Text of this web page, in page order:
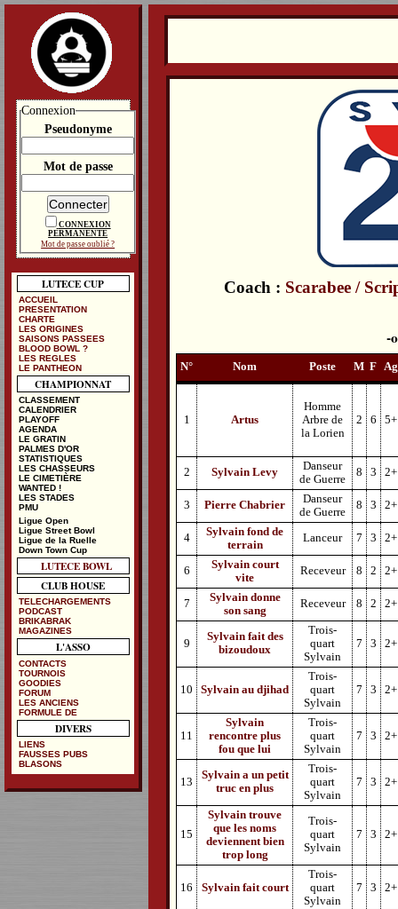
Coach : Scarabee /
N° Nom Poste M F Ag
1 Artus
Homme
Arbre de
la Lorien
2 6 5+
2 Sylvain Levy
Danseur
de Guerre
8 3 2+
3 Pierre Chabrier
Danseur
de Guerre
8 3 2+
4
Sylvain fond de
terrain
Lanceur 7 3 2+
6
Sylvain court
vite
Receveur 8 2 2+
7
Sylvain donne
son sang
Receveur 8 2 2+
9
Sylvain fait des
bizoudoux
Trois-
quart
Sylvain
7 3 2+
10 Sylvain au djihad
Trois-
quart
Sylvain
7 3 2+
11
Sylvain
rencontre plus
fou que lui
Trois-
quart
Sylvain
7 3 2+
13
Sylvain a un petit
truc en plus
Trois-
quart
Sylvain
7 3 2+
15
Sylvain trouve
que les noms
deviennent bien
trop long
Trois-
quart
Sylvain
7 3 2+
16 Sylvain fait court
Trois-
quart
Sylvain
7 3 2+
Connexion
Pseudonyme
Mot de passe
CONNEXION
PERMANENTE
Mot de passe oublié ?
LUTECE CUP
ACCUEIL
PRESENTATION
CHARTE
LES ORIGINES
SAISONS PASSEES
BLOOD BOWL ?
LES REGLES
LE PANTHEON
CHAMPIONNAT
CLASSEMENT
CALENDRIER
PLAYOFF
AGENDA
LE GRATIN
PALMES D'OR
STATISTIQUES
LES CHASSEURS
LE CIMETIÈRE
WANTED !
LES STADES
PMU
Ligue Open
Ligue Street Bowl
Ligue de la Ruelle
Down Town Cup
LUTECE BOWL
CLUB HOUSE
TELECHARGEMENTS
PODCAST
BRIKABRAK
MAGAZINES
L'ASSO
CONTACTS
TOURNOIS
GOODIES
FORUM
LES ANCIENS
FORMULE DE
DIVERS
LIENS
FAUSSES PUBS
BLASONS